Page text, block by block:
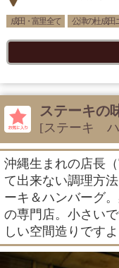
成田・富里 全て 公津の杜 成田
ステーキの
[ステーキ
沖縄生まれの店長
て出来ない調理方
ーキ＆ハンバーグ
の専門店。小さい
しい空間造りです